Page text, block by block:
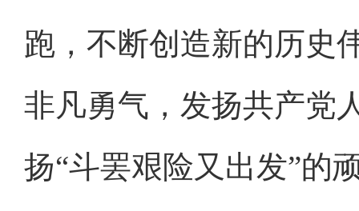
跑，不断创造新的历史
非凡勇气，发扬共产党
扬“斗罢艰险又出发”的